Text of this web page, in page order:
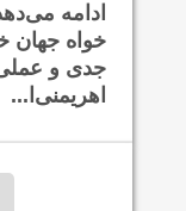
ادامه
خواه جهان
جدی و عملی
اهریمنی‌ا...